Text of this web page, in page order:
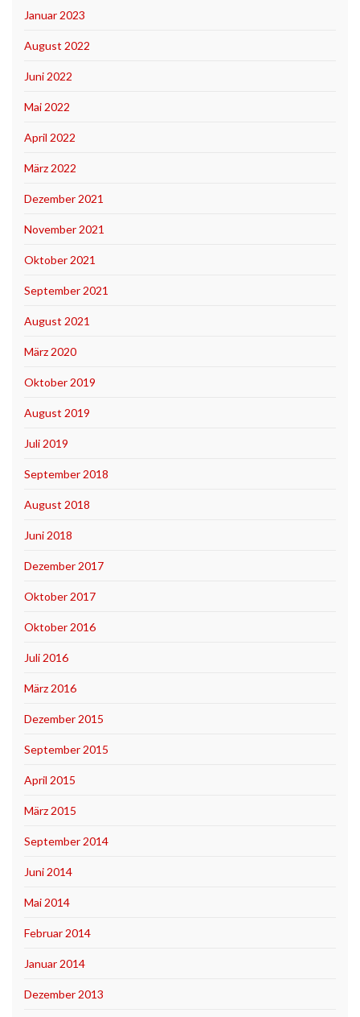
Januar 2023
August 2022
Juni 2022
Mai 2022
April 2022
März 2022
Dezember 2021
November 2021
Oktober 2021
September 2021
August 2021
März 2020
Oktober 2019
August 2019
Juli 2019
September 2018
August 2018
Juni 2018
Dezember 2017
Oktober 2017
Oktober 2016
Juli 2016
März 2016
Dezember 2015
September 2015
April 2015
März 2015
September 2014
Juni 2014
Mai 2014
Februar 2014
Januar 2014
Dezember 2013